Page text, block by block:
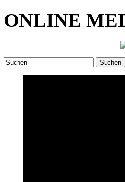
ONLINE
Suchen